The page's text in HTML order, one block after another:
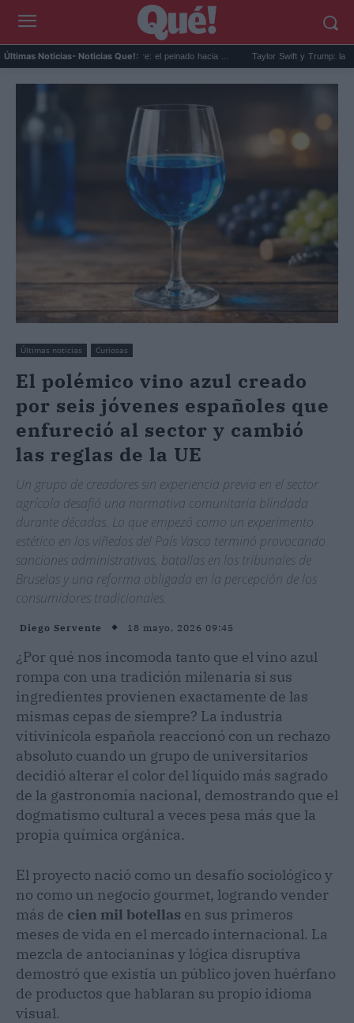
Últimas Noticias- Noticias Que!:
slick back para hombre: el peinado hacia ... Taylor Swift y Trump: la artista
Últimas noticias Curiosas
El polémico vino azul creado
por seis jóvenes españoles que
enfureció al sector y cambió
las reglas de la UE
Un grupo de creadores sin experiencia previa en el sector
agrícola desafió una normativa comunitaria blindada
durante décadas. Lo que empezó como un experimento
estético en los viñedos del País Vasco terminó provocando
sanciones administrativas, batallas en los tribunales de
Bruselas y una reforma obligada en la percepción de los
consumidores tradicionales.
Diego Servente 18 mayo, 2026 09:45
¿Por qué nos incomoda tanto que el vino azul
rompa con una tradición milenaria si sus
ingredientes provienen exactamente de las
mismas cepas de siempre? La industria
vitivinícola española reaccionó con un rechazo
absoluto cuando un grupo de universitarios
decidió alterar el color del líquido más sagrado
de la gastronomía nacional, demostrando que el
dogmatismo cultural a veces pesa más que la
propia química orgánica.
El proyecto nació como un desafío sociológico y
no como un negocio gourmet, logrando vender
más de cien mil botellas en sus primeros
meses de vida en el mercado internacional. La
mezcla de antocianinas y lógica disruptiva
demostró que existía un público joven huérfano
de productos que hablaran su propio idioma
visual.